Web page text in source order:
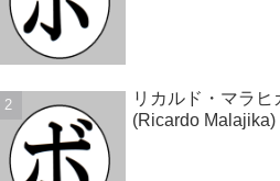
リカルド・マラヒ
(Ricardo Malajika)